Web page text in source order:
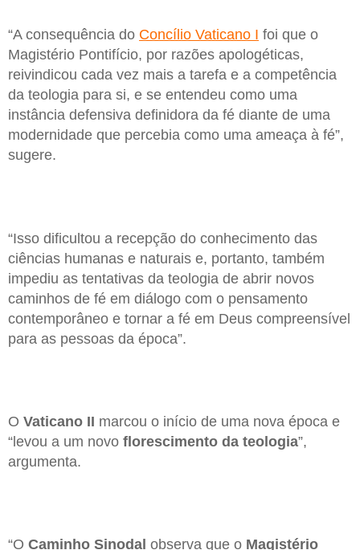
“A consequência do Concílio Vaticano I foi que o
Magistério Pontifício, por razões apologéticas,
reivindicou cada vez mais a tarefa e a competência
da teologia para si, e se entendeu como uma
instância defensiva definidora da fé diante de uma
modernidade que percebia como uma ameaça à fé”,
sugere.
“Isso dificultou a recepção do conhecimento das
ciências humanas e naturais e, portanto, também
impediu as tentativas da teologia de abrir novos
caminhos de fé em diálogo com o pensamento
contemporâneo e tornar a fé em Deus compreensível
para as pessoas da época”.
O Vaticano II marcou o início de uma nova época e
“levou a um novo florescimento da teologia”,
argumenta.
“O Caminho Sinodal observa que o Magistério